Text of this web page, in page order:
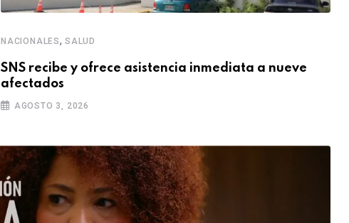
NACIONALES, SALUD
SNS recibe y ofrece asistencia inmediata a nueve
afectados
AGOSTO 3, 2026